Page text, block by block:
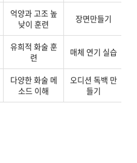
억양과 고조 높
낮이 훈련
장면만들기
유희적 화술 훈
련
매체 연기 실습
다양한 화술 메
소드 이해
오디션 독백 만
들기